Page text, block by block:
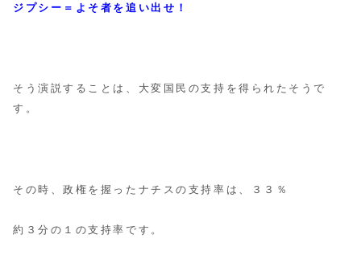
ジプシー＝よそ者を追い出せ！
そう演説することは、大変国民の支持を得られたそうで
す。
その時、政権を握ったナチスの支持率は、３３％
約３分の１の支持率です。